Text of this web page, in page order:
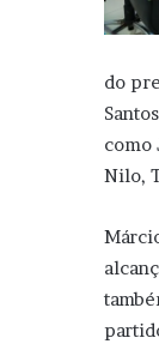
do
como
Nilo,